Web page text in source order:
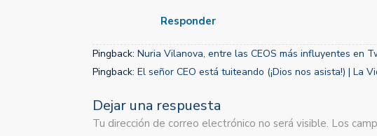
Responder
Pingback: Nuria Vilanova, entre las CEOS más influyentes en
Pingback: El señor CEO está tuiteando (¡Dios nos asista!) | La
Dejar una respuesta
Tu dirección de correo electrónico no será visible. Los